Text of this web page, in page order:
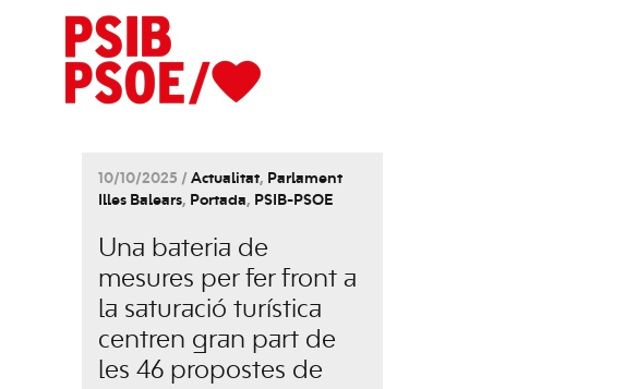
10/10/2025 / Actualitat, Parlament
Illes Balears, Portada, PSIB-PSOE
Una bateria de
mesures per fer front a
la saturació turística
centren gran part de
les 46 propostes de